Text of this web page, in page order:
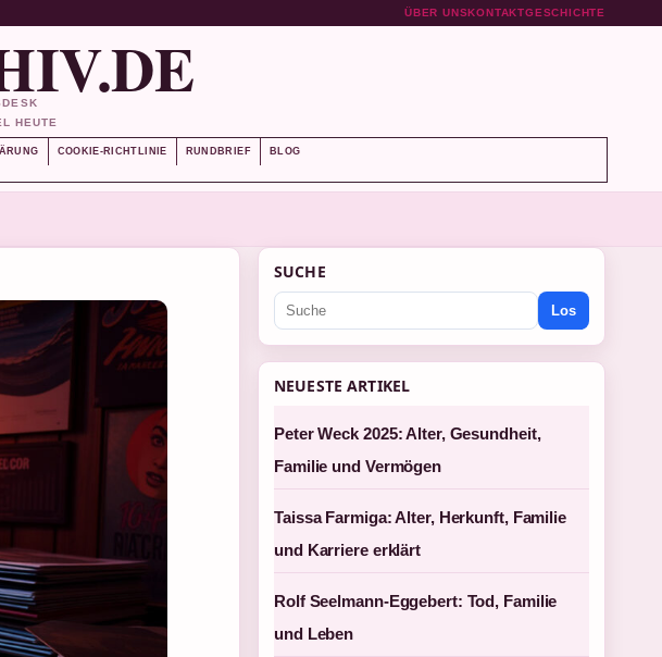
ÜBER UNSKONTAKTGESCHICHTE
HEUTE
COOKIE-RICHTLINIE RUNDBRIEF BLOG
SUCHE
Los
NEUESTE ARTIKEL
Peter Weck 2025: Alter, Gesundheit,
Familie und Vermögen
Taissa Farmiga: Alter, Herkunft, Familie
und Karriere erklärt
Rolf Seelmann-Eggebert: Tod, Familie
und Leben